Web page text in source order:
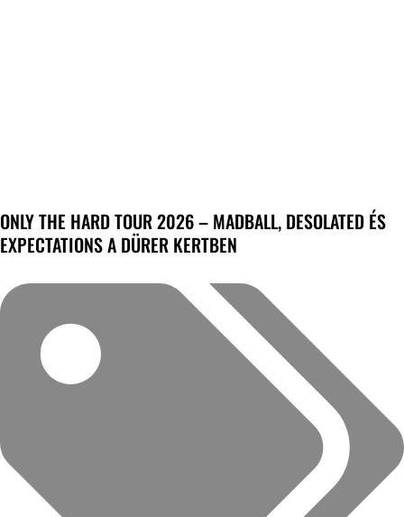
ONLY THE HARD TOUR 2026 – MADBALL, DESOLATED ÉS
EXPECTATIONS A DÜRER KERTBEN